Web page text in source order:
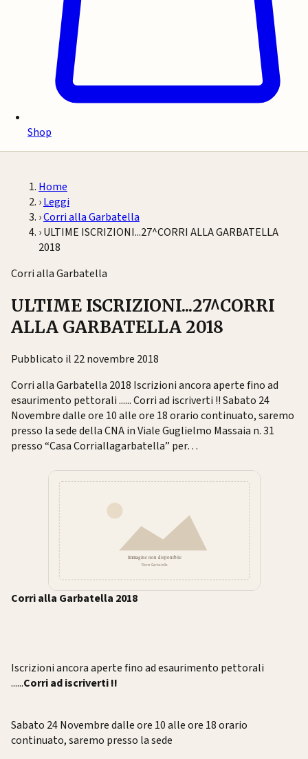
Shop
Home
›Leggi
›Corri alla Garbatella
›ULTIME ISCRIZIONI...27^CORRI ALLA GARBATELLA
2018
Corri alla Garbatella
ULTIME ISCRIZIONI...27^CORRI
ALLA GARBATELLA 2018
Pubblicato il 22 novembre 2018
Corri alla Garbatella 2018 Iscrizioni ancora aperte fino ad
esaurimento pettorali ...... Corri ad iscriverti !! Sabato 24
Novembre dalle ore 10 alle ore 18 orario continuato, saremo
presso la sede della CNA in Viale Guglielmo Massaia n. 31
presso “Casa Corriallagarbatella” per…
Corri alla Garbatella 2018
Iscrizioni ancora aperte fino ad esaurimento pettorali
......Corri ad iscriverti !!
Sabato 24 Novembre dalle ore 10 alle ore 18 orario
continuato, saremo presso la sede